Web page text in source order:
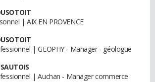
| AIX EN PROVENCE
| GEOPHY - Manager - géologue
| Auchan - Manager commerce